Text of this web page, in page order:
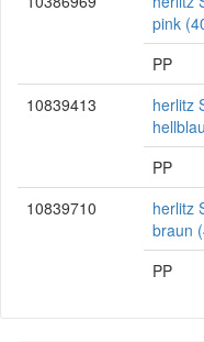
pink
PP
10839413
herlitz
PP
10839710
herlitz
braun
PP